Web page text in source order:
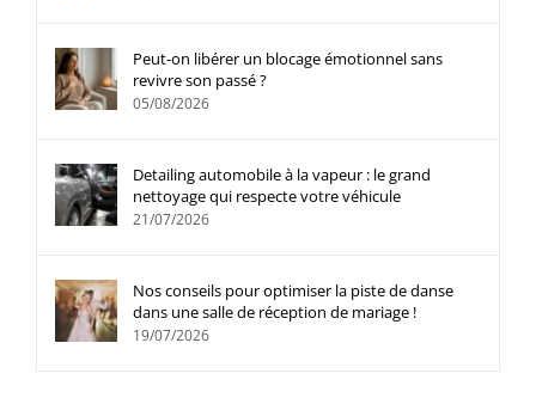
Peut-on libérer un blocage émotionnel sans
revivre son passé ?
05/08/2026
Detailing automobile à la vapeur : le grand
nettoyage qui respecte votre véhicule
21/07/2026
Nos conseils pour optimiser la piste de danse
dans une salle de réception de mariage !
19/07/2026